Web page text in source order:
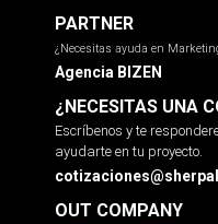
PARTNER
¿Necesitas ayuda en
Agencia BIZEN
¿NECESITAS UNA
Escríbenos y te
ayudarte en tu proyecto.
OUT COMPANY